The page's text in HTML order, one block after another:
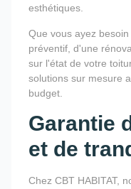
esthétiques.
Que vous ayez
préventif, d'une
sur l'état de votre
solutions sur mesure
budget.
Garantie
et de
Chez CBT HABITAT,